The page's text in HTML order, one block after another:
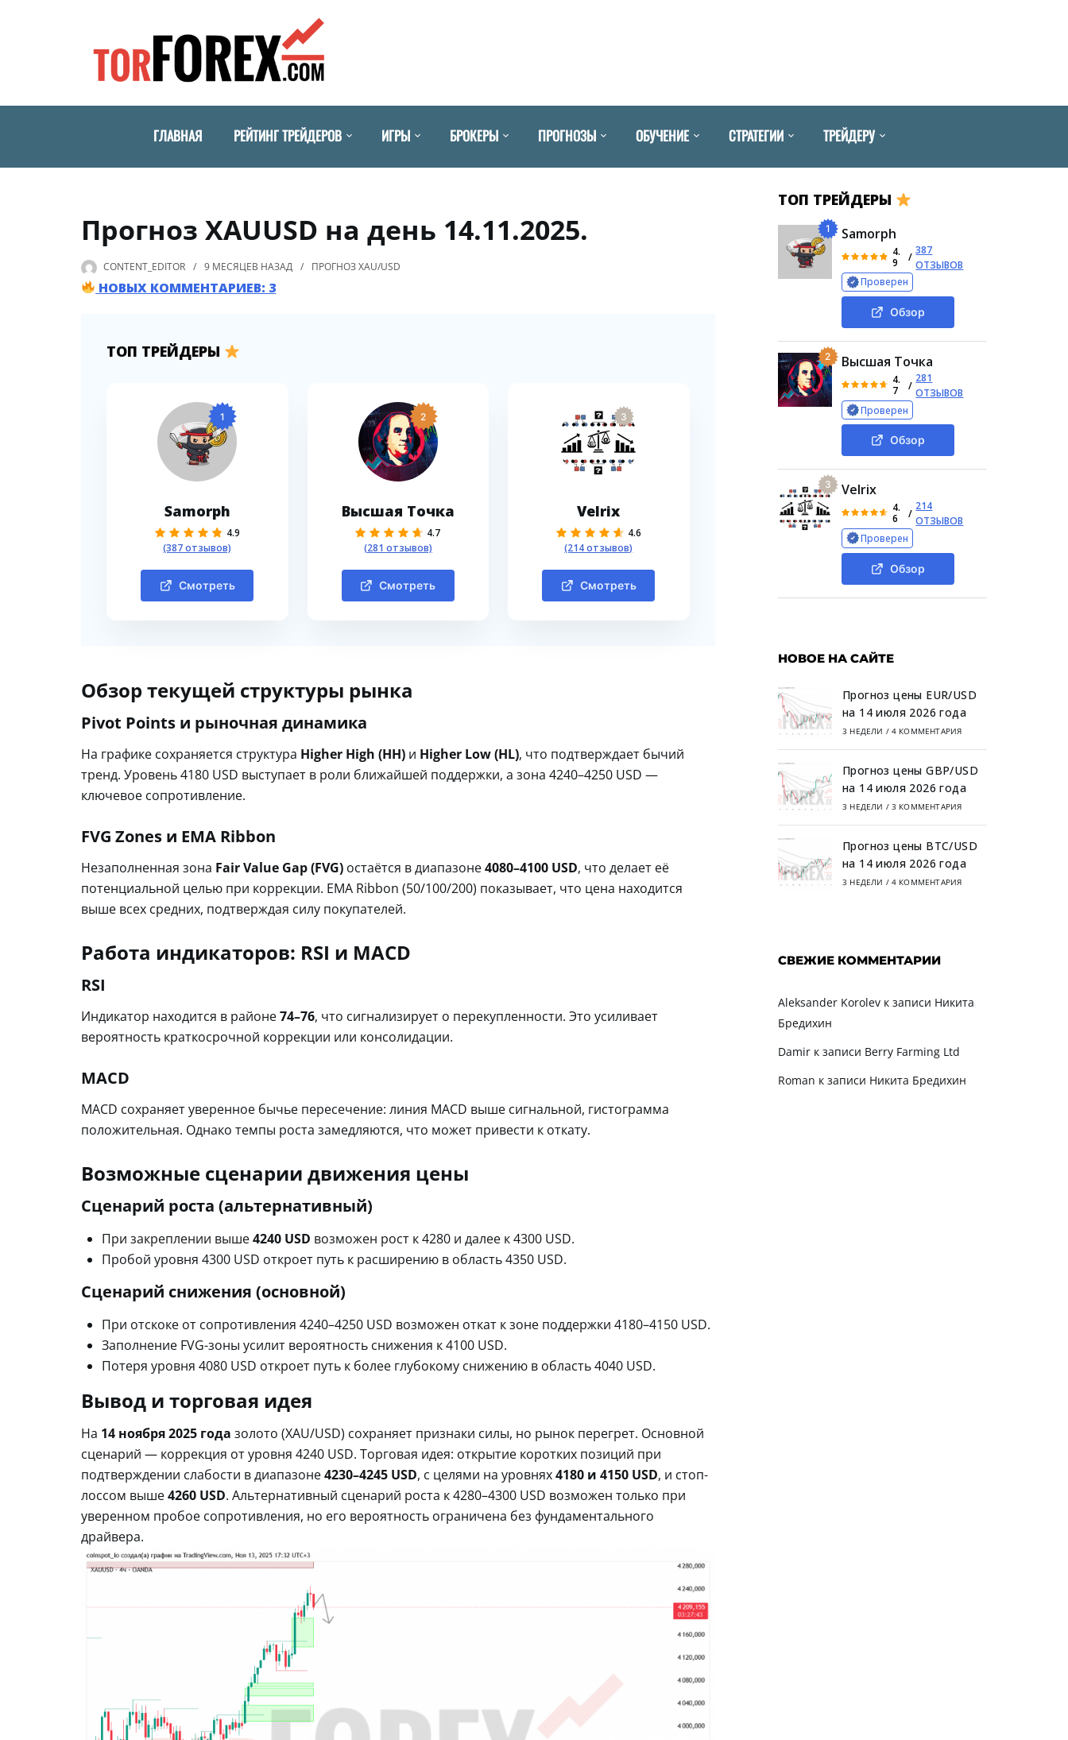
ГЛАВНАЯ РЕЙТИНГ ТРЕЙДЕРОВ ИГРЫ БРОКЕРЫ ПРОГНОЗЫ ОБУЧЕНИЕ СТРАТЕГИИ ТРЕЙДЕРУ
Прогноз XAUUSD на день 14.11.2025.
CONTENT_EDITOR 9 МЕСЯЦЕВ НАЗАД ПРОГНОЗ XAU/USD
НОВЫХ КОММЕНТАРИЕВ: 3
ТОП ТРЕЙДЕРЫ
1
Samorph
4.9
(387 отзывов)
Смотреть
2
Высшая Точка
4.7
(281 отзывов)
Смотреть
3
Velrix
4.6
(214 отзывов)
Смотреть
Обзор текущей структуры рынка
Pivot Points и рыночная динамика
На графике сохраняется структура Higher High (HH) и Higher Low (HL), что подтверждает бычий
тренд. Уровень 4180 USD выступает в роли ближайшей поддержки, а зона 4240–4250 USD —
ключевое сопротивление.
FVG Zones и EMA Ribbon
Незаполненная зона Fair Value Gap (FVG) остаётся в диапазоне4080–4100 USD, что делает её
потенциальной целью при коррекции. EMA Ribbon (50/100/200) показывает, что цена находится
выше всех средних, подтверждая силу покупателей.
Работа индикаторов: RSI и MACD
RSI
Индикатор находится в районе74–76, что сигнализирует о перекупленности. Это усиливает
вероятность краткосрочной коррекции или консолидации.
MACD
MACD сохраняет уверенное бычье пересечение: линия MACD выше сигнальной, гистограмма
положительная. Однако темпы роста замедляются, что может привести к откату.
Возможные сценарии движения цены
Сценарий роста (альтернативный)
При закреплении выше4240 USD возможен рост к 4280 и далее к 4300 USD.
Пробой уровня 4300 USD откроет путь к расширению в область 4350 USD.
Сценарий снижения (основной)
При отскоке от сопротивления 4240–4250 USD возможен откат к зоне поддержки 4180–4150 USD.
Заполнение FVG-зоны усилит вероятность снижения к 4100 USD.
Потеря уровня 4080 USD откроет путь к более глубокому снижению в область 4040 USD.
Вывод и торговая идея
На 14 ноября 2025 года золото (XAU/USD) сохраняет признаки силы, но рынок перегрет. Основной
сценарий — коррекция от уровня 4240 USD. Торговая идея: открытие коротких позиций при
подтверждении слабости в диапазоне4230–4245 USD, с целями на уровнях4180 и 4150 USD, и стоп-
лоссом выше4260 USD. Альтернативный сценарий роста к 4280–4300 USD возможен только при
уверенном пробое сопротивления, но его вероятность ограничена без фундаментального
драйвера.
ТОП ТРЕЙДЕРЫ
1 Samorph
4.
9
/
387
ОТЗЫВОВ
Проверен
Обзор
2 Высшая Точка
4.
7
/
281
ОТЗЫВОВ
Проверен
Обзор
3 Velrix
4.
6
/
214
ОТЗЫВОВ
Проверен
Обзор
НОВОЕ НА САЙТЕ
Прогноз цены EUR/USD
на 14 июля 2026 года
3 НЕДЕЛИ / 4 КОММЕНТАРИЯ
Прогноз цены GBP/USD
на 14 июля 2026 года
3 НЕДЕЛИ / 3 КОММЕНТАРИЯ
Прогноз цены BTC/USD
на 14 июля 2026 года
3 НЕДЕЛИ / 4 КОММЕНТАРИЯ
СВЕЖИЕ КОММЕНТАРИИ
Aleksander Korolevк записи Никита
Бредихин
Damirк записи Berry Farming Ltd
Roman к записи Никита Бредихин